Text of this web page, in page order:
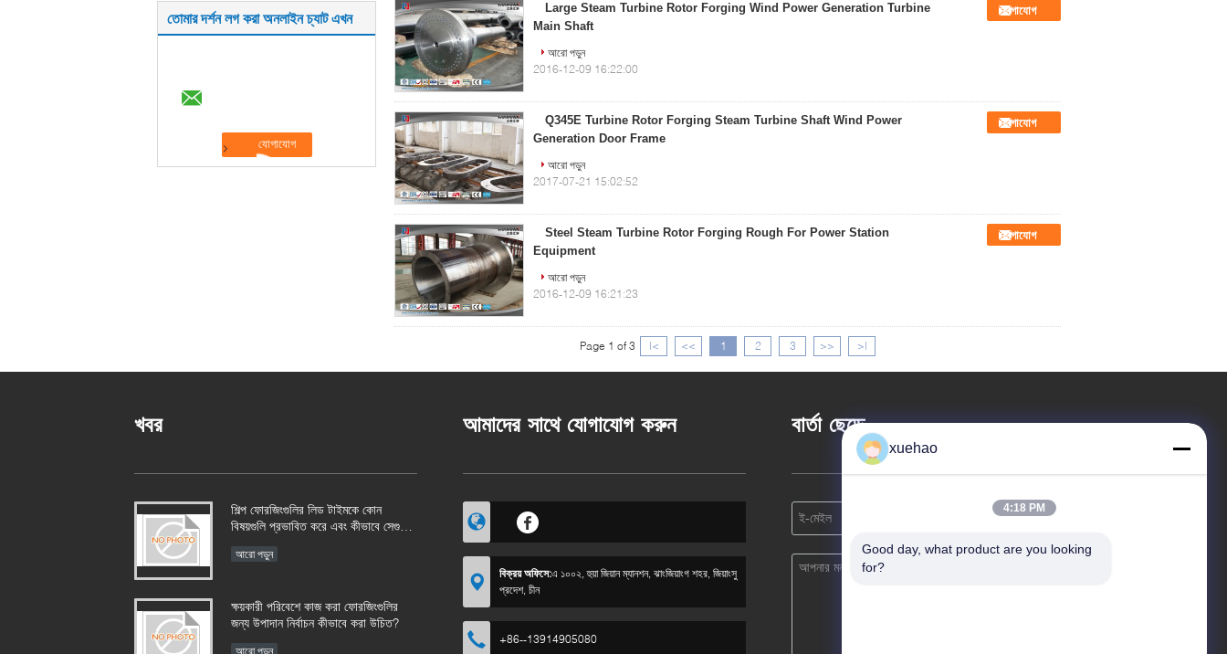
তোমার দর্শন লগ করা অনলাইন চ্যাট এখন
Large Steam Turbine Rotor Forging Wind Power Generation Turbine
Main Shaft
যোগাযোগ
আরো পড়ুন
2016-12-09 16:22:00
Q345E Turbine Rotor Forging Steam Turbine Shaft Wind Power
Generation Door Frame
যোগাযোগ
আরো পড়ুন
2017-07-21 15:02:52
Steel Steam Turbine Rotor Forging Rough For Power Station
Equipment
যোগাযোগ
আরো পড়ুন
2016-12-09 16:21:23
Page 1 of 3 |< << 1 2 3 >> >|
খবর
শিল্প ফোরজিংগুলির লিড টাইমকে কোন
বিষয়গুলি প্রভাবিত করে এবং কীভাবে সেগুলি
আরো পড়ুন
ক্ষয়কারী পরিবেশে কাজ করা ফোরজিংগুলির
জন্য উপাদান নির্বাচন কীভাবে করা উচিত?​​
আরো পড়ুন
আমাদের সাথে যোগাযোগ করুন
বিক্রয় অফিসে:এ ১০০২, হুয়া জিয়ান ম্যানশন, ঝাংজিয়াংগ শহর, জিয়াংসু
প্রদেশ, চীন
+86--13914905080
বার্তা ছেড়ে
xuehao
4:18 PM
Good day, what product are you looking
for?